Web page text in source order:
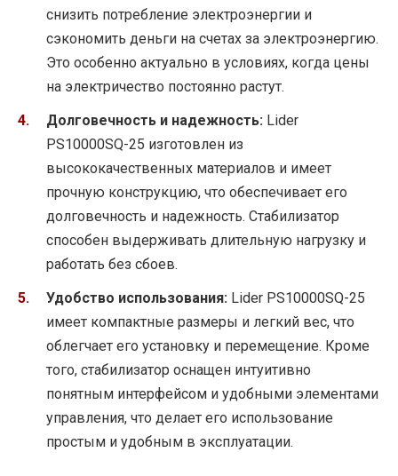
снизить потребление электроэнергии и
сэкономить деньги на счетах за электроэнергию.
Это особенно актуально в условиях, когда цены
на электричество постоянно растут.
Долговечность и надежность: Lider
PS10000SQ-25 изготовлен из
высококачественных материалов и имеет
прочную конструкцию, что обеспечивает его
долговечность и надежность. Стабилизатор
способен выдерживать длительную нагрузку и
работать без сбоев.
Удобство использования: Lider PS10000SQ-25
имеет компактные размеры и легкий вес, что
облегчает его установку и перемещение. Кроме
того, стабилизатор оснащен интуитивно
понятным интерфейсом и удобными элементами
управления, что делает его использование
простым и удобным в эксплуатации.